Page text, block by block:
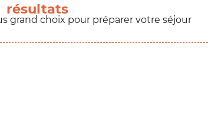
résultats
grand choix pour préparer votre séjour